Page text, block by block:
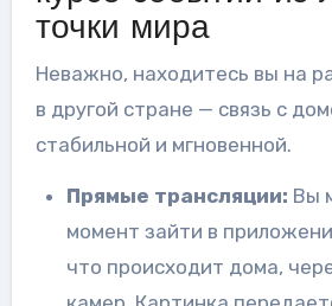
точки мира
Неважно, находитесь вы на
в другой стране — связь с
стабильной и мгновенной.
Прямые трансляции: Вы
момент зайти в
что происходит дома,